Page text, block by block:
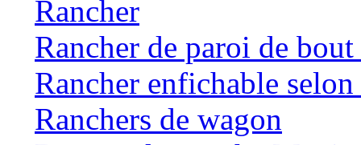
Rancher
Rancher de paroi de
Rancher enfichable
Ranchers de wagon